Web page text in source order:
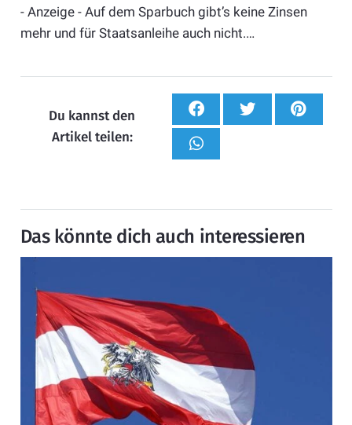
- Anzeige - Auf dem Sparbuch gibt’s keine Zinsen
mehr und für Staatsanleihe auch nicht.…
Du kannst den
Artikel teilen:
Das könnte dich auch interessieren